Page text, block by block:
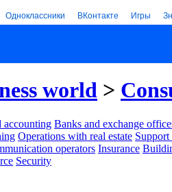
Одноклассники ВКонтакте Игры
world >
accounting Banks and exchange
Operations with real estate Support
operators Insurance
Security